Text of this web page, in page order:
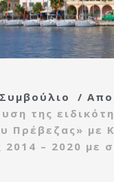
Αντιδήμαρχοι
Γενικός
Γραμματέας
Σύμβουλοι
Οργανόγραμμα
Διάφορες
Άδειες
/
της
Πρέβεζας» με
2014 – 2020 με